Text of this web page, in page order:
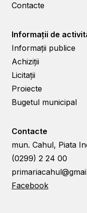
Contacte
Informații de
Informații publice
Achiziții
Licitații
Proiecte
Bugetul municipal
Contacte
mun. Cahul, Piata
(0299) 2 24 00
Facebook